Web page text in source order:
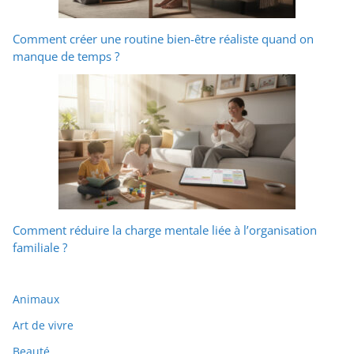
Comment créer une routine bien-être réaliste quand on
manque de temps ?
Comment réduire la charge mentale liée à l’organisation
familiale ?
Animaux
Art de vivre
Beauté